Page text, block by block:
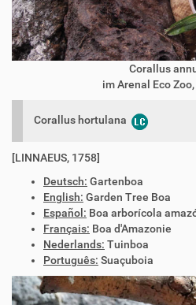
Corallus
im Arenal Eco
Corallus hortulana
[LINNAEUS, 1758]
Deutsch: Gartenboa
English: Garden Tree Boa
Español: Boa arborícola
Français: Boa d'Amazonie
Nederlands: Tuinboa
Português: Suaçuboia